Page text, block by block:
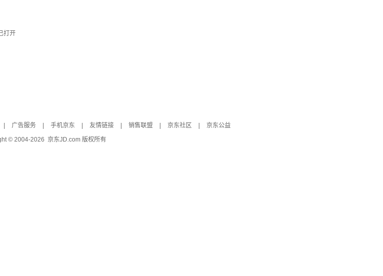
打开
广告服务 手机京东 友情链接 销售联盟 京东社区
京东公益
© 2004-2026 京东JD.com 版权所有